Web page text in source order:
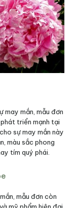
may mắn, mẫu đơn
triển mạnh tại
sự may mắn này
màu sắc phong
tím quý phái.
mẫu đơn còn
mỹ phẩm hiện đại.